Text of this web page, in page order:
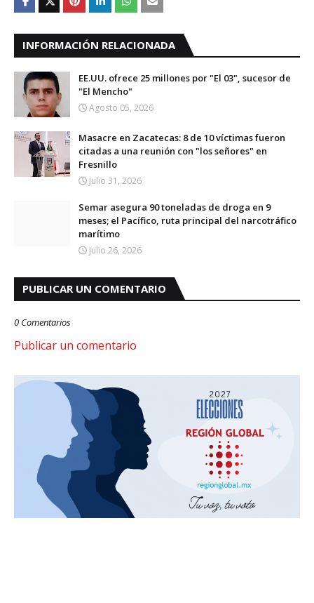
INFORMACIÓN RELACIONADA
EE.UU. ofrece 25 millones por "El 03", sucesor de
"El Mencho"
Agosto 05, 2026
Masacre en Zacatecas: 8 de 10 víctimas fueron
citadas a una reunión con "los señores" en
Fresnillo
Julio 31, 2026
Semar asegura 90 toneladas de droga en 9
meses; el Pacífico, ruta principal del narcotráfico
marítimo
Julio 26, 2026
PUBLICAR UN COMENTARIO
0 Comentarios
Publicar un comentario